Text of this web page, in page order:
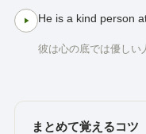
He is a kind person
彼は心の底では優しい
まとめて覚えるコツ